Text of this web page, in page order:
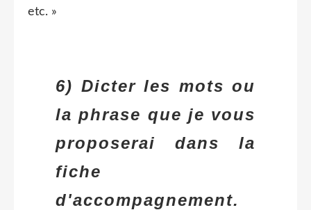
etc. »
6) Dicter les mots ou
la phrase que je vous
proposerai dans la
fiche
d'accompagnement.